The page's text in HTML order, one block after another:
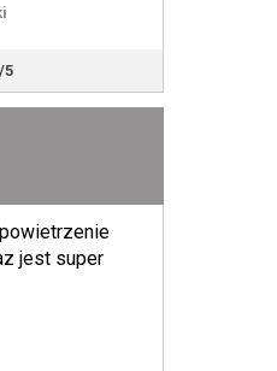
5
jest super